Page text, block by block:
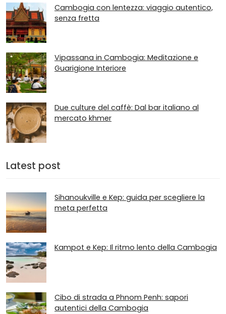
Cambogia con lentezza: viaggio autentico,
senza fretta
Vipassana in Cambogia: Meditazione e
Guarigione Interiore
Due culture del caffè: Dal bar italiano al
mercato khmer
Latest post
Sihanoukville e Kep: guida per scegliere la
meta perfetta
Kampot e Kep: Il ritmo lento della Cambogia
Cibo di strada a Phnom Penh: sapori
autentici della Cambogia